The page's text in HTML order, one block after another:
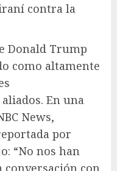
contra la
Donald Trump
como altamente
En una
News,
por
“No nos han
conversación con